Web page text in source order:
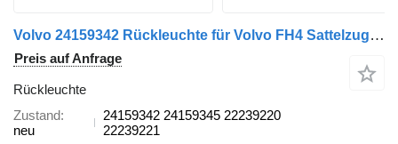
Volvo 24159342 Rückleuchte für Volvo FH4 Sattelzugmaschine
Preis auf Anfrage
Rückleuchte
Zustand
neu
24159342 24159345 22239220
22239221